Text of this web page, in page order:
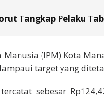
Tangkap Pelaku
Manusia (IPM) Kota
target yang
sebesar